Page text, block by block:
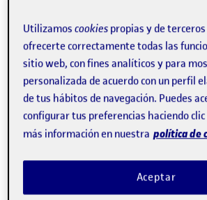
libro, y a hacerlo en contextos
Te invitamos a visitar nuestro blog:
https://blogs.uoc.edu/llibredigital/.
Descarga el programa (PDF)
Metodología 100% online
Utilizamoscookies propias y de
ofrecerte correctamente todas las
sitio web, con fines analíticos y para
personalizada de acuerdo con un perfil
de tus hábitos de navegación. Puedes
configurar tus preferencias haciendo
más información en nuestra política de
Aceptar